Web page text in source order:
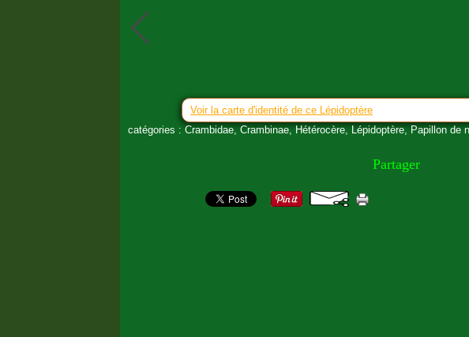
Voir la carte d'identité de ce Lépidoptère
catégories : Crambidae, Crambinae, Hétérocère, Lépidoptère, Papillon de
Partager